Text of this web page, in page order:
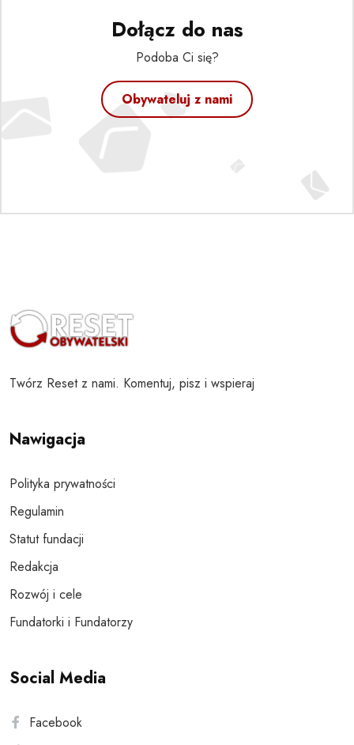
Dołącz do nas
Podoba Ci się?
Obywateluj z nami
Twórz Reset z nami. Komentuj, pisz i wspieraj
Nawigacja
Polityka prywatności
Regulamin
Statut fundacji
Redakcja
Rozwój i cele
Fundatorki i Fundatorzy
Social Media
Facebook